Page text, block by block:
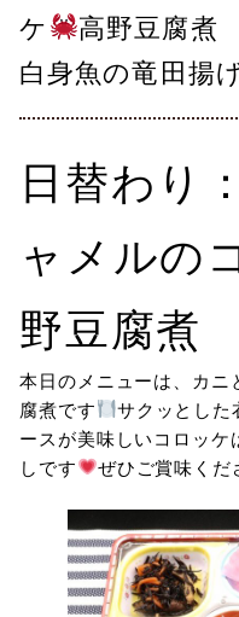
ケ
高野豆腐煮
白身魚の竜田揚
日替わり
ャメルの
野豆腐煮
本日のメニューは、カニ
腐煮です
サクッとした
ースが美味しいコロッケ
しです
ぜひご賞味くだ